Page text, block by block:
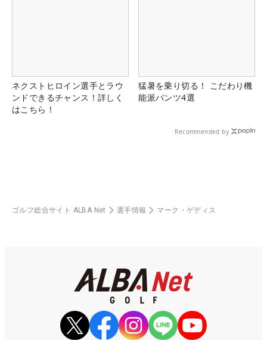
ネクストヒロイン選手とラウ
ンドできるチャンス！詳しく
はこちら！
猛暑を乗り切る！ こだわり機
能派パンツ4選
Recommended by
ゴルフ総合サイト ALBA Net 選手情報 マーク・ゲディス